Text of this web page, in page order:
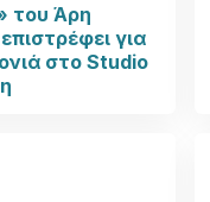
του Άρη
για
στο Studio